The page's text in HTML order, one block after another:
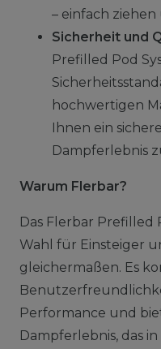
– einfach
Sicherheit und
Prefilled Pod
hochwertigen
Ihnen ein
Dampferlebnis
Warum Flerbar?
Das Flerbar Prefilled
Wahl für Einsteiger
gleichermaßen. Es
Performance und
Dampferlebnis, das